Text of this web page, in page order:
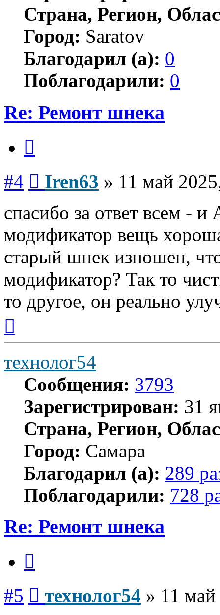
Страна, Регион,
Город: Saratov
Благодарил (а): 0
Поблагодарили: 0
Re: Ремонт шнека
#4 Iren63 » 11 май
спасибо за ответ всем - и
модификатор вещь
старый шнек изношен,
модификатор? Так то
то другое, он реально
началу
технолог54
Сообщения: 3793
Зарегистрирован: 31
Страна, Регион,
Город: Самара
Благодарил (а): 289
Поблагодарили: 728
Re: Ремонт шнека
#5 технолог54 » 11